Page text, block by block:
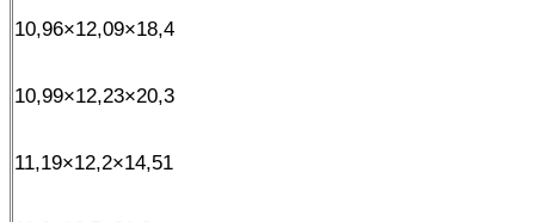
10,96×12,09×18,4
10,99×12,23×20,3
11,19×12,2×14,51